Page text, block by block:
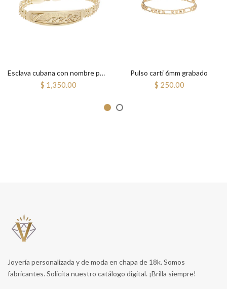
Esclava cubana con nombre personalizada 5mm
$ 1,350.00
Pulso carti 6mm grabado
$ 250.00
Joyería personalizada y de moda en chapa de 18k. Somos
fabricantes. Solicita nuestro catálogo digital. ¡Brilla siempre!